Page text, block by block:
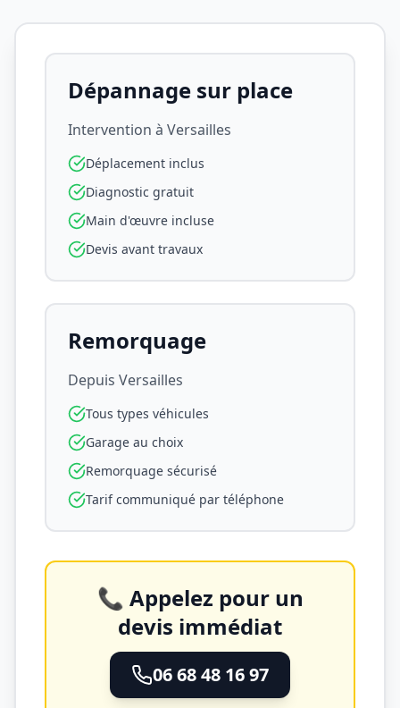
Dépannage sur place
Intervention à Versailles
Déplacement inclus
Diagnostic gratuit
Main d'œuvre incluse
Devis avant travaux
Remorquage
Depuis Versailles
Tous types véhicules
Garage au choix
Remorquage sécurisé
Tarif communiqué par téléphone
📞 Appelez pour un
devis immédiat
06 68 48 16 97